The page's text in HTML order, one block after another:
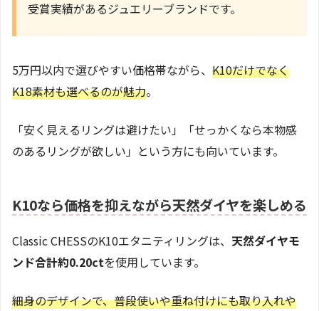
受賞実績があるジュエリーブランドです。
5万円以内で選びやすい価格帯ながら、 K10だけでなく
K18素材も選べるのが魅力。
「安く見えるリングは避けたい」「せっかくなら本物感
のあるリングが欲しい」という方にも向いています。
K10なら価格を抑えながら天然ダイヤを楽しめる
Classic CHESSのK10エタニティリングは、 天然ダイヤモ
ンド合計約0.20ctを使用しています。
細身のデザインで、普段使いや重ね付けにも取り入れや